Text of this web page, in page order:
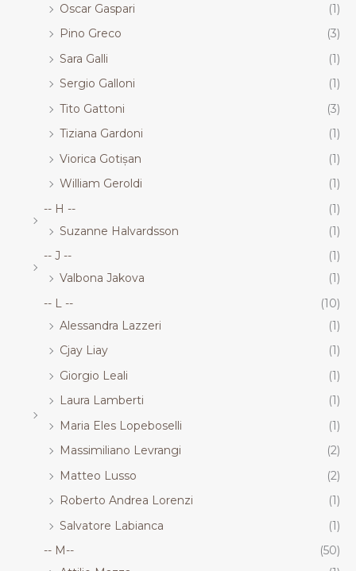
Oscar Gaspari
(1)
Pino Greco
(3)
Sara Galli
(1)
Sergio Galloni
(1)
Tito Gattoni
(3)
Tiziana Gardoni
(1)
Viorica Gotișan
(1)
William Geroldi
(1)
-- H --
(1)
Suzanne Halvardsson
(1)
-- J --
(1)
Valbona Jakova
(1)
-- L --
(10)
Alessandra Lazzeri
(1)
Cjay Liay
(1)
Giorgio Leali
(1)
Laura Lamberti
(1)
Maria Eles Lopeboselli
(1)
Massimiliano Levrangi
(2)
Matteo Lusso
(2)
Roberto Andrea Lorenzi
(1)
Salvatore Labianca
(1)
-- M--
(50)